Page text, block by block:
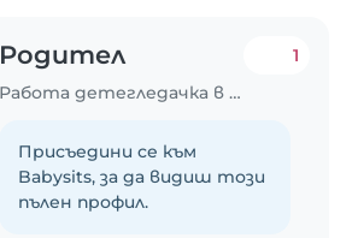
Родител
Работа детегледачка в Пловдив
1
Присъедини се към
Babysits, за да видиш този
пълен профил.